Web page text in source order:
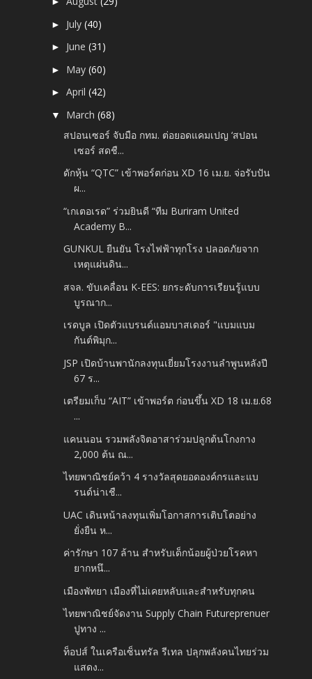
► July(40)
► June(31)
► May(60)
►April(42)
▼ March(68)
สปอนเซอร์ จับมือ กทม. ต่อยอดแคมเปญ ‘สปอน
เซอร์ สดชื...
ดักหุ้น “QTC” เข้าพอร์ตก่อน XD 16 เม.ย. จ่อรับปัน
ผ...
“เกเตอเรด” ร่วมยินดี “ทีม Buriram United
Academy B...
GUNKUL ยืนยัน โรงไฟฟ้าทุกโรง ปลอดภัยจาก
เหตุแผ่นดิน...
สจล. ขับเคลื่อน K-EES: ยกระดับการเรียนรู้แบบ
บูรณาก...
เรดบูล เปิดตัวแบรนด์แอมบาสเดอร์ "แบมแบม
กันต์พิมุก...
JSP เปิดบ้านพานักลงทุนเยี่ยมโรงงานลำพูนหลังปี
67 ร...
เตรียมเก็บ “AIT” เข้าพอร์ต ก่อนขึ้น XD 18 เม.ย.68
...
แคนนอน รวมพลังจิตอาสาร่วมปลูกต้นโกงกาง
2,000 ต้น ณ...
ไทยพาณิชย์คว้า 4 รางวัลสุดยอดองค์กรและแบ
รนด์น่าเชื...
UAC เดินหน้าลงทุนเพิ่มโอกาสการเติบโตอย่าง
ยั่งยืน ห...
ค่ารักษา 107 ล้าน สำหรับเด็กน้อยผู้ป่วยโรคหา
ยากหนึ...
เมืองพัทยา เมืองที่ไม่เคยหลับและสำหรับทุกคน
ไทยพาณิชย์จัดงาน Supply Chain Futureprenuer
ปูทาง ...
ท็อปส์ ในเครือเซ็นทรัล รีเทล ปลุกพลังคนไทยร่วม
แสดง...